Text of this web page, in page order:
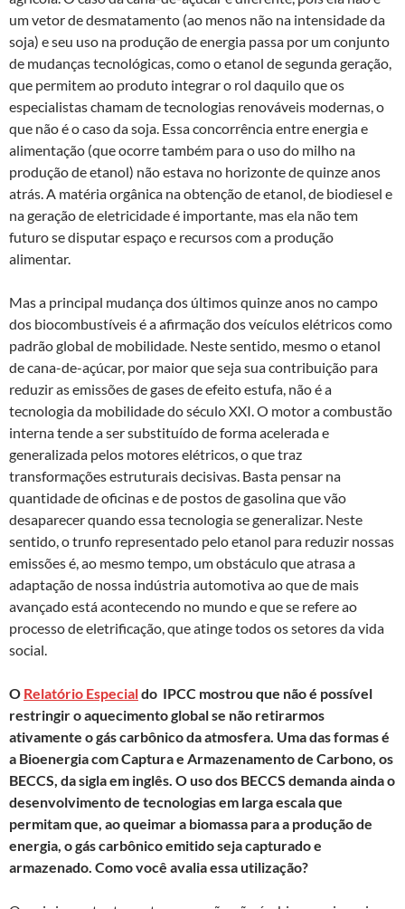
um vetor de desmatamento (ao menos não na intensidade da
soja) e seu uso na produção de energia passa por um conjunto
de mudanças tecnológicas, como o etanol de segunda geração,
que permitem ao produto integrar o rol daquilo que os
especialistas chamam de tecnologias renováveis modernas, o
que não é o caso da soja. Essa concorrência entre energia e
alimentação (que ocorre também para o uso do milho na
produção de etanol) não estava no horizonte de quinze anos
atrás. A matéria orgânica na obtenção de etanol, de biodiesel e
na geração de eletricidade é importante, mas ela não tem
futuro se disputar espaço e recursos com a produção
alimentar.
Mas a principal mudança dos últimos quinze anos no campo
dos biocombustíveis é a afirmação dos veículos elétricos como
padrão global de mobilidade. Neste sentido, mesmo o etanol
de cana-de-açúcar, por maior que seja sua contribuição para
reduzir as emissões de gases de efeito estufa, não é a
tecnologia da mobilidade do século XXI. O motor a combustão
interna tende a ser substituído de forma acelerada e
generalizada pelos motores elétricos, o que traz
transformações estruturais decisivas. Basta pensar na
quantidade de oficinas e de postos de gasolina que vão
desaparecer quando essa tecnologia se generalizar. Neste
sentido, o trunfo representado pelo etanol para reduzir nossas
emissões é, ao mesmo tempo, um obstáculo que atrasa a
adaptação de nossa indústria automotiva ao que de mais
avançado está acontecendo no mundo e que se refere ao
processo de eletrificação, que atinge todos os setores da vida
social.
O Relatório Especialdo IPCC mostrou que não é possível
restringir o aquecimento global se não retirarmos
ativamente o gás carbônico da atmosfera. Uma das formas é
a Bioenergia com Captura e Armazenamento de Carbono, os
BECCS, da sigla em inglês. O uso dos BECCS demanda ainda o
desenvolvimento de tecnologias em larga escala que
permitam que, ao queimar a biomassa para a produção de
energia, o gás carbônico emitido seja capturado e
armazenado. Como você avalia essa utilização?